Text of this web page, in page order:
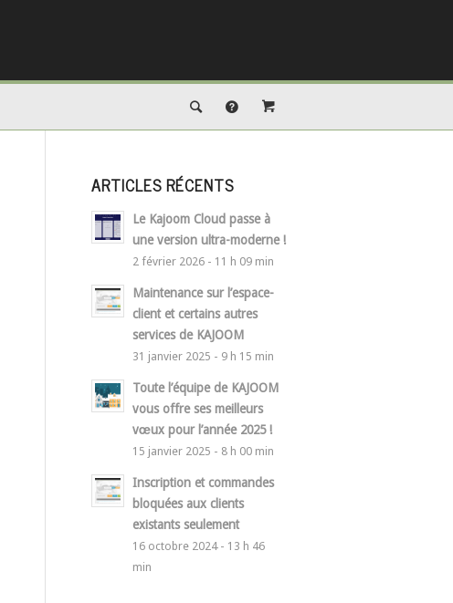
ARTICLES RÉCENTS
Le Kajoom Cloud passe à
une version ultra-moderne !
2 février 2026 - 11 h 09 min
Maintenance sur l’espace-
client et certains autres
services de KAJOOM
31 janvier 2025 - 9 h 15 min
Toute l’équipe de KAJOOM
vous offre ses meilleurs
vœux pour l’année 2025 !
15 janvier 2025 - 8 h 00 min
Inscription et commandes
bloquées aux clients
existants seulement
16 octobre 2024 - 13 h 46
min